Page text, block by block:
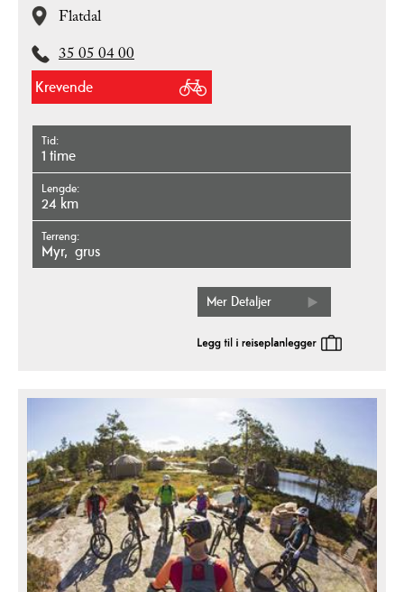
Flatdal
35 05 04 00
Krevende
Tid
1 time
Lengde
24 km
Terreng
myr grus
Mer Detaljer